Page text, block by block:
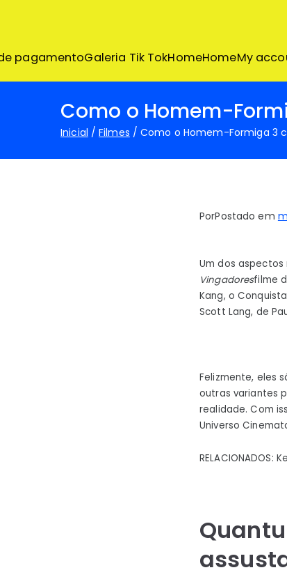
conteúdo
pagamentoGaleria Tik TokHomeHomeMy
Como o Homem-
Inicial Filmes Como o Homem-Formiga 3
PorPostado em
Um dos
Vingadoresfilme
Kang, o
Scott Lang, de
Felizmente, eles
outras variantes
realidade. Com
Universo